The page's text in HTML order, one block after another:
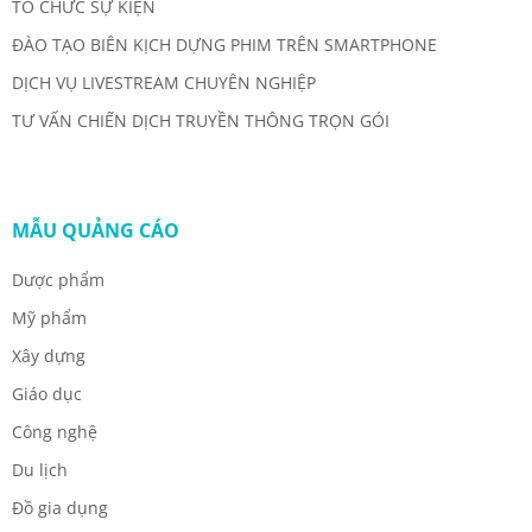
TỔ CHỨC SỰ KIỆN
ĐÀO TẠO BIÊN KỊCH DỰNG PHIM TRÊN SMARTPHONE
DỊCH VỤ LIVESTREAM CHUYÊN NGHIỆP
TƯ VẤN CHIẾN DỊCH TRUYỀN THÔNG TRỌN GÓI
MẪU QUẢNG CÁO
Dược phẩm
Mỹ phẩm
Xây dựng
Giáo dục
Công nghệ
Du lịch
Đồ gia dụng